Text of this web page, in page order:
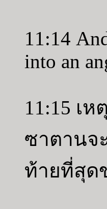
11:14
into an
11:15 เ
ซาตานจ
ท้ายที่สุด